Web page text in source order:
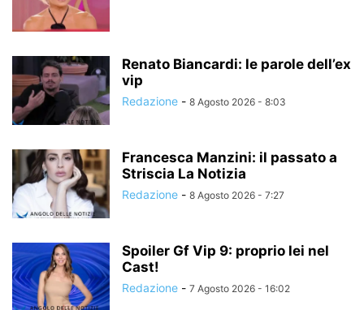
Renato Biancardi: le parole dell’ex
vip
Redazione - 8 Agosto 2026 - 8:03
Francesca Manzini: il passato a
Striscia La Notizia
Redazione - 8 Agosto 2026 - 7:27
Spoiler Gf Vip 9: proprio lei nel
Cast!
Redazione - 7 Agosto 2026 - 16:02